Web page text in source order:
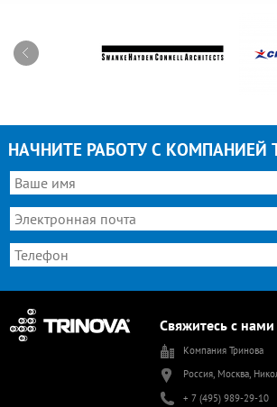
НАЧНИТЕ РАБОТУ С КОМПАНИЕЙ
Свяжитесь с нами
Компания Тринова
Россия, Москва,
+ 7 (495) 989-29-10